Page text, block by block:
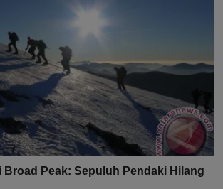
Broad Peak: Sepuluh Pendaki Hilang